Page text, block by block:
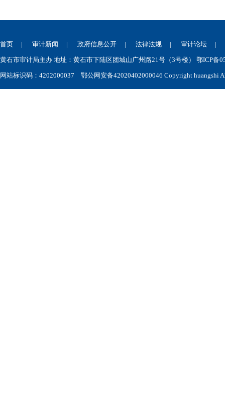
首页 | 审计新闻 | 政府信息公开 | 法律法规 | 审计论坛
黄石市审计局主办 地址：黄石市下陆区团城山广州路21号（3号楼） 鄂ICP备
网站标识码：4202000037 鄂公网安备42020402000046 Copyright huangshi